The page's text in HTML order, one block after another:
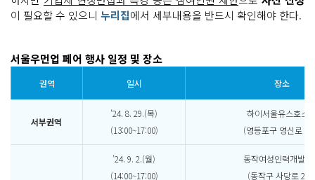
이 필요할 수 있으니 누리집에서 세부내용을 반드시 확인해야 한다.
서울우먼업 페어 행사 일정 및 장소
권역 일시 장소
서부권역
’24. 8. 29.(목)
(13:00~17:00)
하이서울유스호스
(영등포구 영신로
’24. 9. 2.(월)
(14:00~17:00)
동작여성인력개발센
(동작구 사당로